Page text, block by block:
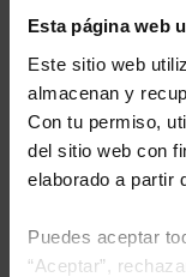
Esta página web
Este sitio web
almacenan y
Con tu permiso,
del sitio web con
elaborado a partir
Puedes aceptar
“Aceptar”,
He leídola